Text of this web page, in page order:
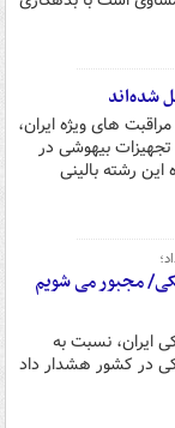
شده‌اند
های ویژه ایران،
بیهوشی در
رشته بالینی
ساله پزشکی/ مجبور می شویم
ایران، نسبت به
ساله پزشکی در کشور هشدار داد